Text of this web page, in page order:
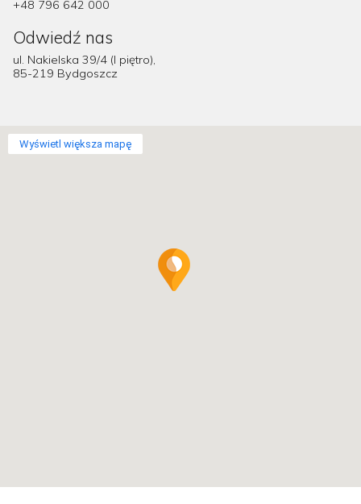
+48 796 642 000
Odwiedź nas
ul. Nakielska 39/4 (I piętro),
85-219 Bydgoszcz
Wyświetl większa mapę